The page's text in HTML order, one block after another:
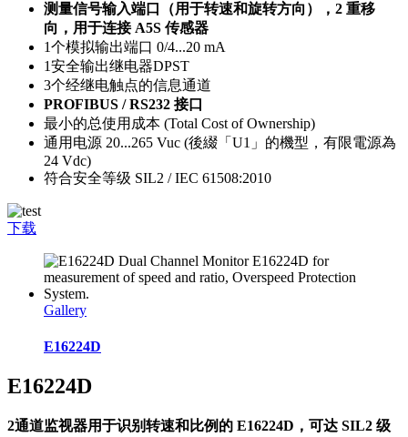
测量信号输入端口（用于转速和旋转方向），2 重移
向，用于连接 A5S 传感器
1个模拟输出端口 0/4...20 mA
1安全输出继电器DPST
3个经继电触点的信息通道
PROFIBUS / RS232 接口
最小的总使用成本 (Total Cost of Ownership)
通用电源 20...265 Vuc (後綴「U1」的機型，有限電源為
24 Vdc)
符合安全等级 SIL2 / IEC 61508:2010
下载
Gallery
E16224D
E16224D
2通道监视器用于识别转速和比例的 E16224D，可达 SIL2 级